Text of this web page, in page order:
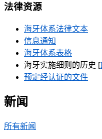
法律资源
海牙体系法律文本
信息通知
海牙体系表格
海牙实施细则的历史 [
预定经认证的文件
新闻
所有新闻